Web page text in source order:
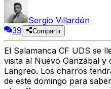
Sergio Villardón
39
Compartir
El Salamanca CF UDS se
visita al Nuevo Ganzábal
Langreo. Los charros
de este domingo para